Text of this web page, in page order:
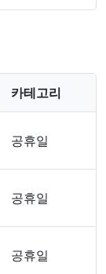
카테고리
공휴일
공휴일
공휴일